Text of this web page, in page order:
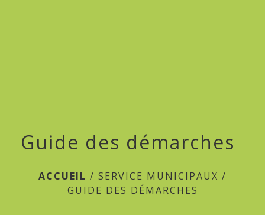
Guide des démarches
ACCUEIL / SERVICE MUNICIPAUX /
GUIDE DES DÉMARCHES